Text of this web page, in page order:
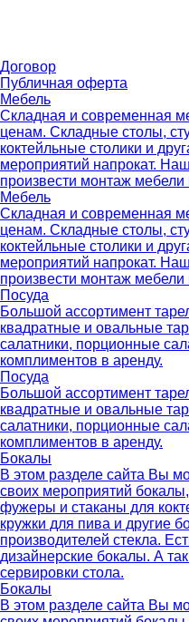
Договор
Публичная оферта
Мебель
Складная и современная
ценам. Складные столы,
коктейльные столики и
мероприятий напрокат.
произвести монтаж
Мебель
Складная и современная
ценам. Складные столы,
коктейльные столики и
мероприятий напрокат.
произвести монтаж
Посуда
Большой ассортимент
квадратные и овальные
салатники, порционные
комплиментов в аренду.
Посуда
Большой ассортимент
квадратные и овальные
салатники, порционные
комплиментов в аренду.
Бокалы
В этом разделе сайта Вы
своих мероприятий
фужеры и стаканы для
кружки для пива и другие
производителей стекла.
дизайнерские бокалы. А
сервировки стола.
Бокалы
В этом разделе сайта Вы